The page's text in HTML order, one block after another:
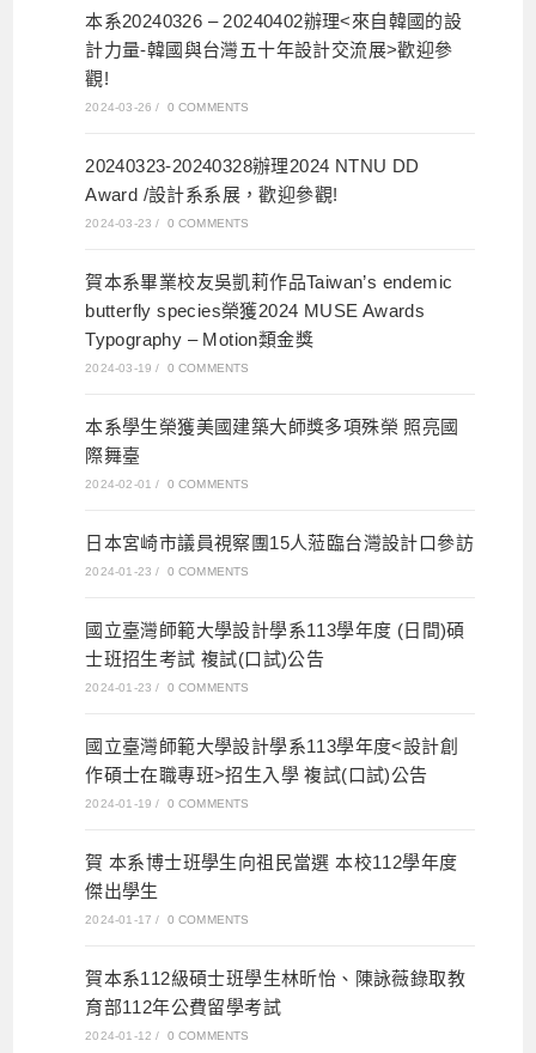
本系20240326 – 20240402辦理<來自韓國的設
計力量-韓國與台灣五十年設計交流展>歡迎參
觀!
2024-03-26 / 0 COMMENTS
20240323-20240328辦理2024 NTNU DD
Award /設計系系展，歡迎參觀!
2024-03-23 / 0 COMMENTS
賀本系畢業校友吳凱莉作品Taiwan’s endemic
butterfly species榮獲2024 MUSE Awards
Typography – Motion類金獎
2024-03-19 / 0 COMMENTS
本系學生榮獲美國建築大師獎多項殊榮 照亮國
際舞臺
2024-02-01 / 0 COMMENTS
日本宮崎市議員視察團15人蒞臨台灣設計口參訪
2024-01-23 / 0 COMMENTS
國立臺灣師範大學設計學系113學年度 (日間)碩
士班招生考試 複試(口試)公告
2024-01-23 / 0 COMMENTS
國立臺灣師範大學設計學系113學年度<設計創
作碩士在職專班>招生入學 複試(口試)公告
2024-01-19 / 0 COMMENTS
賀 本系博士班學生向祖民當選 本校112學年度
傑出學生
2024-01-17 / 0 COMMENTS
賀本系112級碩士班學生林昕怡、陳詠薇錄取教
育部112年公費留學考試
2024-01-12 / 0 COMMENTS